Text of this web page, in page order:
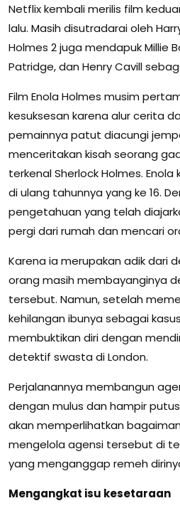
Netflix kembali merilis film
lalu. Masih disutradarai oleh
Holmes 2 juga mendapuk Millie
Patridge, dan Henry Cavill
Film Enola Holmes musim
kesuksesan karena alur cerita
pemainnya patut diacungi
menceritakan kisah seorang
terkenal Sherlock Holmes.
di ulang tahunnya yang ke 16.
pengetahuan yang telah
pergi dari rumah dan mencari
Karena ia merupakan adik dari
orang masih membayanginya
tersebut. Namun, setelah
kehilangan ibunya sebagai
membuktikan diri dengan
detektif swasta di London.
Perjalanannya membangun
dengan mulus dan hampir
akan memperlihatkan
mengelola agensi tersebut di
yang menganggap remeh
Mengangkat isu kesetaraan